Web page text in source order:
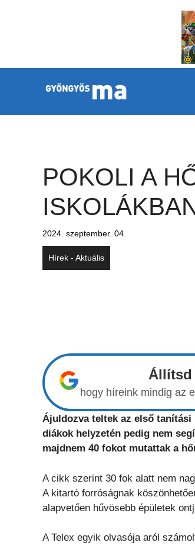
POKOLI A
2024. szeptember. 04.
Hírek - Aktuális
Állítsd
hogy híreink mindig az
Ájuldozva teltek az első tanítási
diákok helyzetén pedig nem
majdnem 40 fokot mutattak a
A cikk szerint 30 fok alatt nem
A kitartó forróságnak
alapvetően hűvösebb épületek
A Telex egyik olvasója aról